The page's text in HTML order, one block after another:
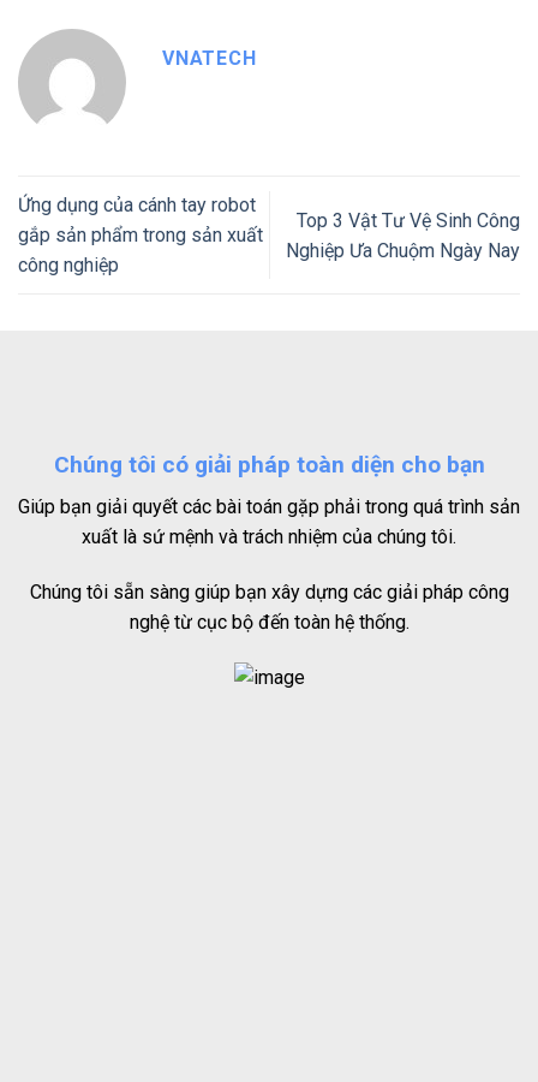
VNATECH
Ứng dụng của cánh tay robot
gắp sản phẩm trong sản xuất
công nghiệp
Top 3 Vật Tư Vệ Sinh Công
Nghiệp Ưa Chuộm Ngày Nay
Chúng tôi có giải pháp toàn diện cho bạn
Giúp bạn giải quyết các bài toán gặp phải trong quá trình sản
xuất là sứ mệnh và trách nhiệm của chúng tôi.
Chúng tôi sẵn sàng giúp bạn xây dựng các giải pháp công
nghệ từ cục bộ đến toàn hệ thống.